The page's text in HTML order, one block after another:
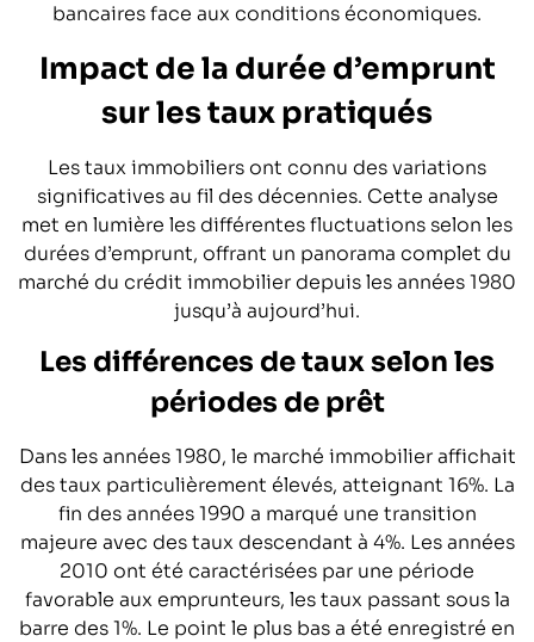
bancaires face aux conditions économiques.
Impact de la durée d’emprunt
sur les taux pratiqués
Les taux immobiliers ont connu des variations
significatives au fil des décennies. Cette analyse
met en lumière les différentes fluctuations selon les
durées d’emprunt, offrant un panorama complet du
marché du crédit immobilier depuis les années 1980
jusqu’à aujourd’hui.
Les différences de taux selon les
périodes de prêt
Dans les années 1980, le marché immobilier affichait
des taux particulièrement élevés, atteignant 16%. La
fin des années 1990 a marqué une transition
majeure avec des taux descendant à 4%. Les années
2010 ont été caractérisées par une période
favorable aux emprunteurs, les taux passant sous la
barre des 1%. Le point le plus bas a été enregistré en